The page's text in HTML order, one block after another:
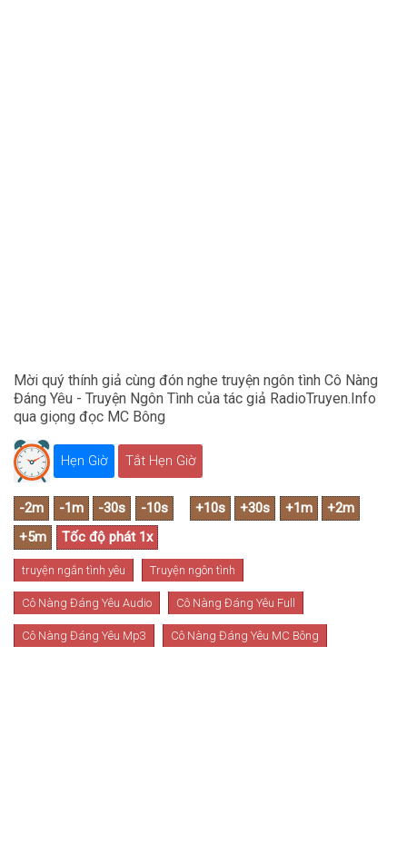
Mời quý thính giả cùng đón nghe truyện ngôn tình Cô Nàng
Đáng Yêu - Truyện Ngôn Tình của tác giả RadioTruyen.Info
qua giọng đọc MC Bông
Hẹn Giờ Tắt Hẹn Giờ
truyện ngắn tình yêu Truyện ngôn tình
Cô Nàng Đáng Yêu Audio Cô Nàng Đáng Yêu Full
Cô Nàng Đáng Yêu Mp3 Cô Nàng Đáng Yêu MC Bông